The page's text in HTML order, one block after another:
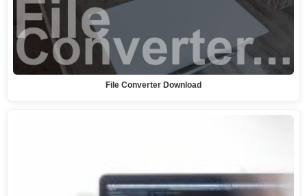
File Converter Download